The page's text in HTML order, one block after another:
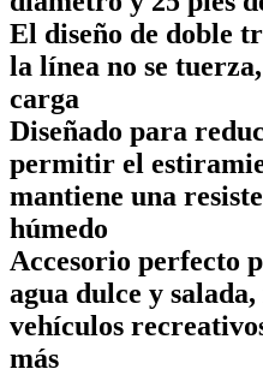
El diseño de doble
la línea no se
carga
Diseñado para
permitir el
mantiene una
húmedo
Accesorio perfecto
agua dulce y
vehículos
más